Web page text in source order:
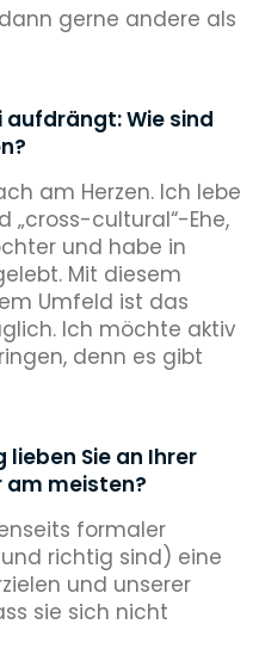
gerne andere als
aufdrängt: Wie sind
am Herzen. Ich lebe
„cross-cultural“-Ehe,
und habe in
Mit diesem
Umfeld ist das
Ich möchte aktiv
denn es gibt
Sie an Ihrer
am meisten?
formaler
richtig sind) eine
und unserer
sie sich nicht